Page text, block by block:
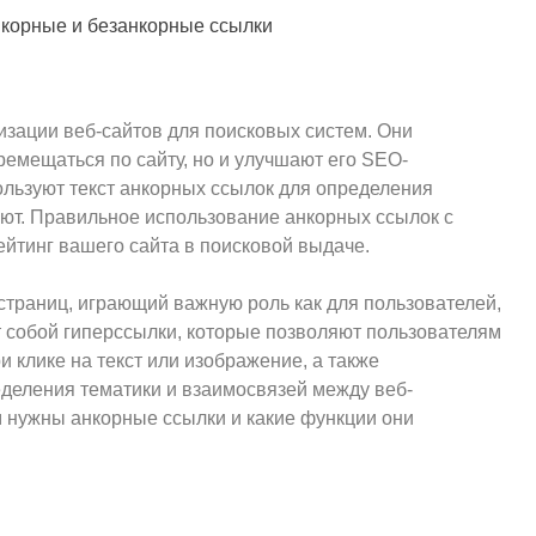
веб-сайтов для поисковых систем. Они
по сайту, но и улучшают его SEO-
текст анкорных ссылок для определения
Правильное использование анкорных ссылок с
вашего сайта в поисковой выдаче.
играющий важную роль как для пользователей,
гиперссылки, которые позволяют пользователям
на текст или изображение, а также
тематики и взаимосвязей между веб-
анкорные ссылки и какие функции они
нейросети» .